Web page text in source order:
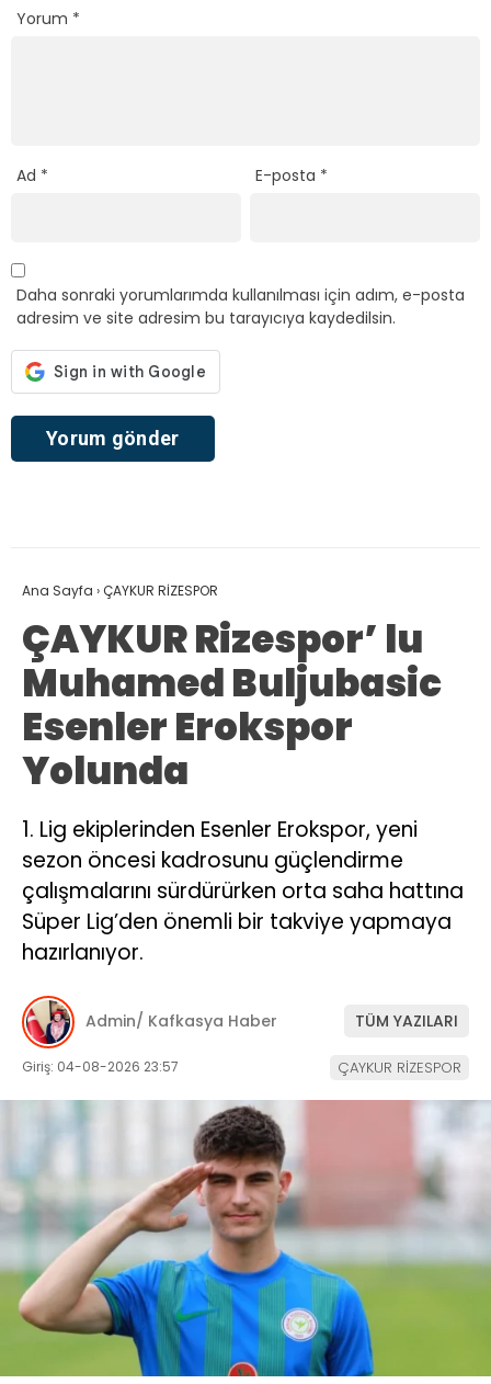
Yorum *
Ad * E-posta *
Daha sonraki yorumlarımda kullanılması için adım, e-posta
adresim ve site adresim bu tarayıcıya kaydedilsin.
Ana Sayfa ›ÇAYKUR RİZESPOR
ÇAYKUR Rizespor’ lu
Muhamed Buljubasic
Esenler Erokspor
Yolunda
1. Lig ekiplerinden Esenler Erokspor, yeni
sezon öncesi kadrosunu güçlendirme
çalışmalarını sürdürürken orta saha hattına
Süper Lig’den önemli bir takviye yapmaya
hazırlanıyor.
Admin/ Kafkasya Haber TÜM YAZILARI
Giriş: 04-08-2026 23:57 ÇAYKUR RİZESPOR